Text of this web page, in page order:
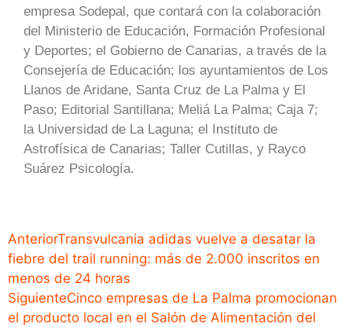
empresa Sodepal, que contará con la colaboración
del Ministerio de Educación, Formación Profesional
y Deportes; el Gobierno de Canarias, a través de la
Consejería de Educación; los ayuntamientos de Los
Llanos de Aridane, Santa Cruz de La Palma y El
Paso; Editorial Santillana; Meliá La Palma; Caja 7;
la Universidad de La Laguna; el Instituto de
Astrofísica de Canarias; Taller Cutillas, y Rayco
Suárez Psicología.
AnteriorTransvulcania adidas vuelve a desatar la
fiebre del trail running: más de 2.000 inscritos en
menos de 24 horas
SiguienteCinco empresas de La Palma promocionan
el producto local en el Salón de Alimentación del